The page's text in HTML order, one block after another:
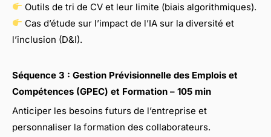
Outils de tri de CV et leur limite (biais algorithmiques).
Cas d’étude sur l’impact de l’IA sur la diversité et
l’inclusion (D&I).
Séquence 3 : Gestion Prévisionnelle des Emplois et
Compétences (GPEC) et Formation – 105 min
Anticiper les besoins futurs de l’entreprise et
personnaliser la formation des collaborateurs.